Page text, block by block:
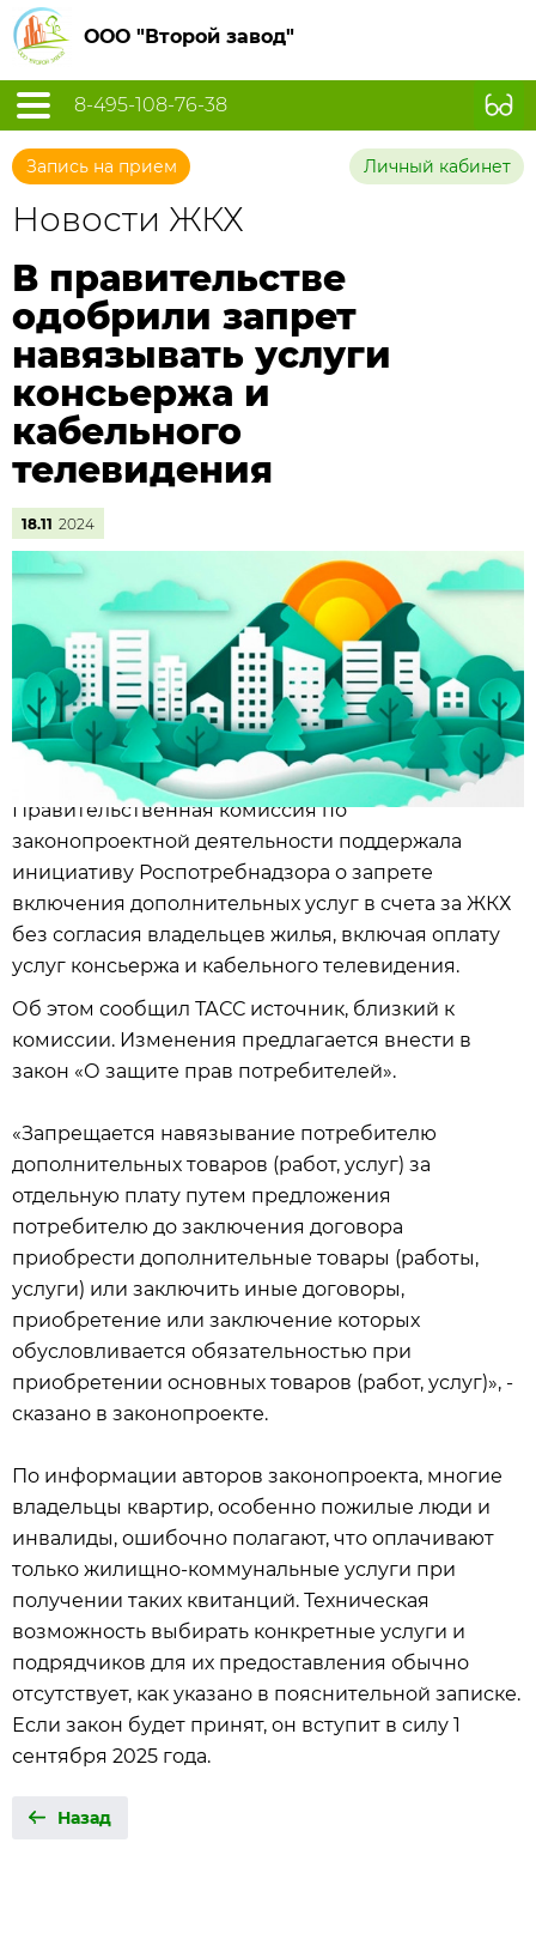
ООО "Второй завод"
8-495-108-76-38
Запись на прием Личный кабинет
Новости ЖКХ
В правительстве
одобрили запрет
навязывать услуги
консьержа и
кабельного
телевидения
18.11 2024
Правительственная комиссия по
законопроектной деятельности поддержала
инициативу Роспотребнадзора о запрете
включения дополнительных услуг в счета за ЖКХ
без согласия владельцев жилья, включая оплату
услуг консьержа и кабельного телевидения.
Об этом сообщил ТАСС источник, близкий к
комиссии. Изменения предлагается внести в
закон «О защите прав потребителей».
«Запрещается навязывание потребителю
дополнительных товаров (работ, услуг) за
отдельную плату путем предложения
потребителю до заключения договора
приобрести дополнительные товары (работы,
услуги) или заключить иные договоры,
приобретение или заключение которых
обусловливается обязательностью при
приобретении основных товаров (работ, услуг)», -
сказано в законопроекте.
По информации авторов законопроекта, многие
владельцы квартир, особенно пожилые люди и
инвалиды, ошибочно полагают, что оплачивают
только жилищно-коммунальные услуги при
получении таких квитанций. Техническая
возможность выбирать конкретные услуги и
подрядчиков для их предоставления обычно
отсутствует, как указано в пояснительной записке.
Если закон будет принят, он вступит в силу 1
сентября 2025 года.
Назад